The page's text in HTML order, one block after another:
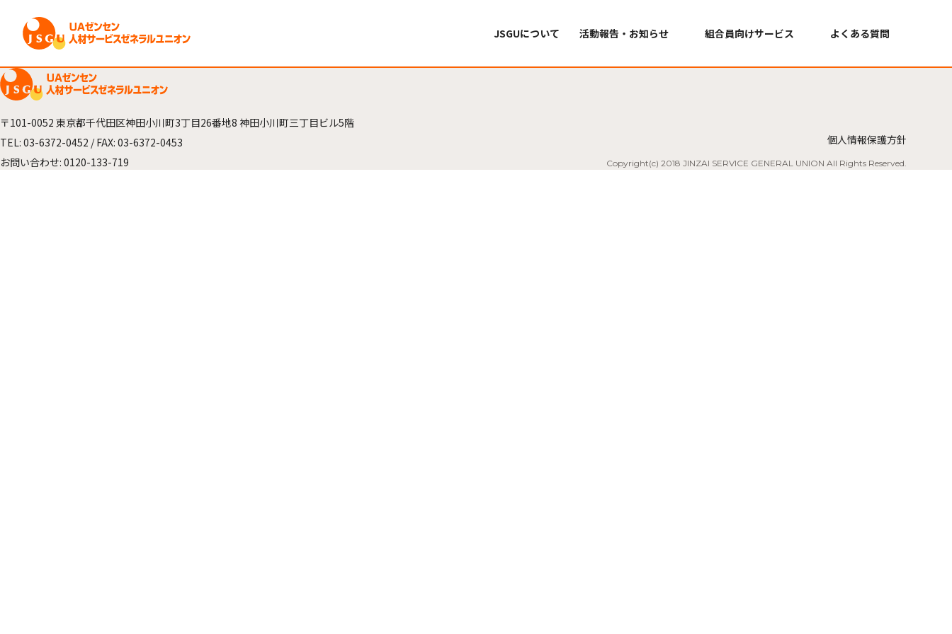
JSGUについて 活動報告・お知らせ 組合員向けサービス よくある質問
〒101-0052 東京都千代田区神田小川町3丁目26番地8 神田小川町三丁目ビル5階
TEL: 03-6372-0452 / FAX: 03-6372-0453
お問い合わせ: 0120-133-719
個人情報保護方針
Copyright(c) 2018 JINZAI SERVICE GENERAL UNION All Rights Reserved.